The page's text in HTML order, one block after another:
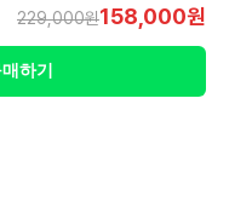
229,000원158,000원
하기